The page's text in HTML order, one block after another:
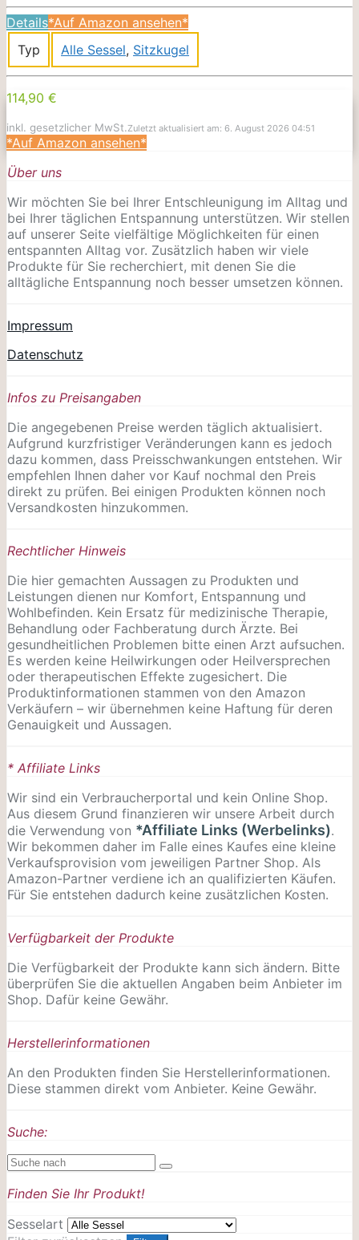
Details*Auf Amazon ansehen*
Typ
Alle Sessel, Sitzkugel
114,90 €
inkl. gesetzlicher MwSt.Zuletzt aktualisiert am: 6. August 2026 04:51
*Auf Amazon ansehen*
Über uns
Wir möchten Sie bei Ihrer Entschleunigung im Alltag und
bei Ihrer täglichen Entspannung unterstützen. Wir stellen
auf unserer Seite vielfältige Möglichkeiten für einen
entspannten Alltag vor. Zusätzlich haben wir viele
Produkte für Sie recherchiert, mit denen Sie die
alltägliche Entspannung noch besser umsetzen können.
Impressum
Datenschutz
Infos zu Preisangaben
Die angegebenen Preise werden täglich aktualisiert.
Aufgrund kurzfristiger Veränderungen kann es jedoch
dazu kommen, dass Preisschwankungen entstehen. Wir
empfehlen Ihnen daher vor Kauf nochmal den Preis
direkt zu prüfen. Bei einigen Produkten können noch
Versandkosten hinzukommen.
Rechtlicher Hinweis
Die hier gemachten Aussagen zu Produkten und
Leistungen dienen nur Komfort, Entspannung und
Wohlbefinden. Kein Ersatz für medizinische Therapie,
Behandlung oder Fachberatung durch Ärzte. Bei
gesundheitlichen Problemen bitte einen Arzt aufsuchen.
Es werden keine Heilwirkungen oder Heilversprechen
oder therapeutischen Effekte zugesichert. Die
Produktinformationen stammen von den Amazon
Verkäufern – wir übernehmen keine Haftung für deren
Genauigkeit und Aussagen.
* Affiliate Links
Wir sind ein Verbraucherportal und kein Online Shop.
Aus diesem Grund finanzieren wir unsere Arbeit durch
die Verwendung von *Affiliate Links (Werbelinks).
Wir bekommen daher im Falle eines Kaufes eine kleine
Verkaufsprovision vom jeweiligen Partner Shop. Als
Amazon-Partner verdiene ich an qualifizierten Käufen.
Für Sie entstehen dadurch keine zusätzlichen Kosten.
Verfügbarkeit der Produkte
Die Verfügbarkeit der Produkte kann sich ändern. Bitte
überprüfen Sie die aktuellen Angaben beim Anbieter im
Shop. Dafür keine Gewähr.
Herstellerinformationen
An den Produkten finden Sie Herstellerinformationen.
Diese stammen direkt vom Anbieter. Keine Gewähr.
Suche:
Finden Sie Ihr Produkt!
Sesselart